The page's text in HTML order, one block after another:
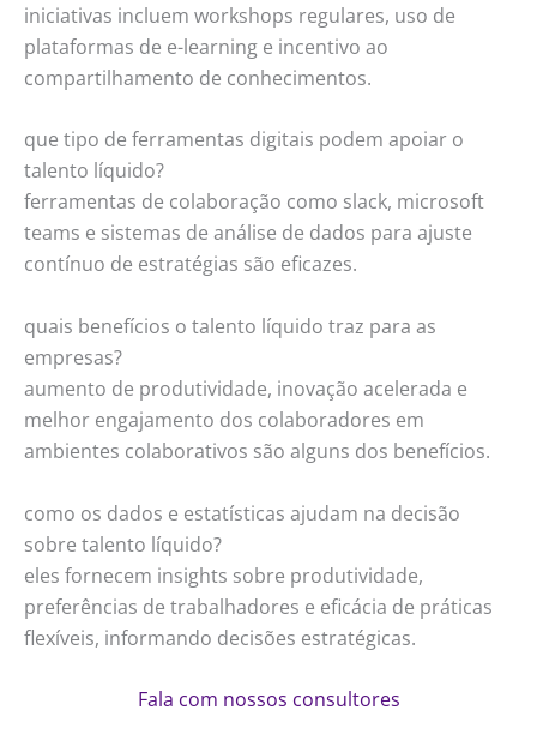
iniciativas incluem workshops regulares, uso de
plataformas de e-learning e incentivo ao
compartilhamento de conhecimentos.
que tipo de ferramentas digitais podem apoiar o
talento líquido?
ferramentas de colaboração como slack, microsoft
teams e sistemas de análise de dados para ajuste
contínuo de estratégias são eficazes.
quais benefícios o talento líquido traz para as
empresas?
aumento de produtividade, inovação acelerada e
melhor engajamento dos colaboradores em
ambientes colaborativos são alguns dos benefícios.
como os dados e estatísticas ajudam na decisão
sobre talento líquido?
eles fornecem insights sobre produtividade,
preferências de trabalhadores e eficácia de práticas
flexíveis, informando decisões estratégicas.
Fala com nossos consultores